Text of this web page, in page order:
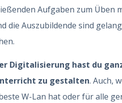
Aufgaben zum Üben
die Auszubildende sind
Digitalisierung hast du
zu gestalten. Auch,
W-Lan hat oder für alle